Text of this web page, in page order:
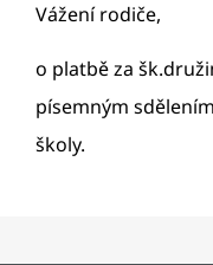
Vážení rodiče,
o platbě za
písemným
školy.